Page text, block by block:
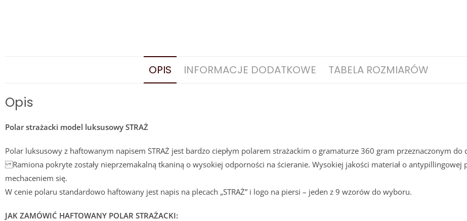
OPIS INFORMACJE DODATKOWE TABELA ROZMIARÓW
Opis
Polar strażacki model luksusowy STRAŻ
Polar luksusowy z haftowanym napisem STRAŻ jest bardzo ciepłym polarem strażackim o gramaturze 360 gram przeznaczonym do
Ramiona pokryte zostały nieprzemakalną tkaniną o wysokiej odporności na ścieranie. Wysokiej jakości materiał o antypillingowej
mechaceniem się.
W cenie polaru standardowo haftowany jest napis na plecach „STRAŻ” i logo na piersi – jeden z 9 wzorów do wyboru.
JAK ZAMÓWIĆ HAFTOWANY POLAR STRAŻACKI: